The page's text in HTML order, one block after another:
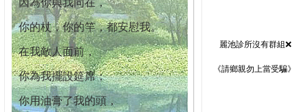
因為你與我同在，
你的杖，你的竿，都安慰我。
在我敵人面前，
你為我擺設筵席；
你用油膏了我的頭，
麗池診所沒有群組❌
《請鄉親勿上當受騙》